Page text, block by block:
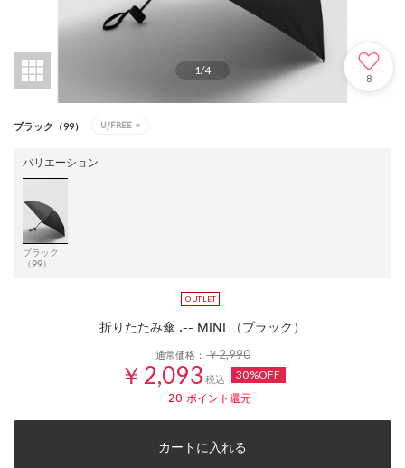
1/4
8
ブラック（99） U/FREE ×
バリエーション
ブラック
（99）
折りたたみ傘 .-- MINI （ブラック）
通常価格：￥2,990
￥2,093 税込 30%OFF
20 ポイント還元
カートに入れる